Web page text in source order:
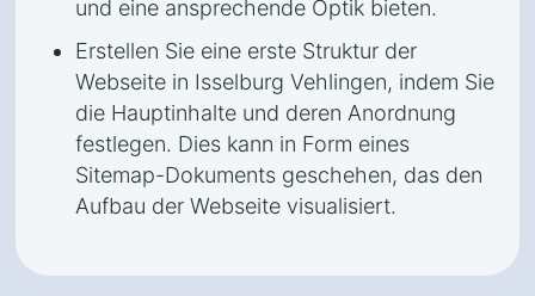
und eine ansprechende Optik bieten.
Erstellen Sie eine erste Struktur der
Webseite in Isselburg Vehlingen, indem Sie
die Hauptinhalte und deren Anordnung
festlegen. Dies kann in Form eines
Sitemap-Dokuments geschehen, das den
Aufbau der Webseite visualisiert.